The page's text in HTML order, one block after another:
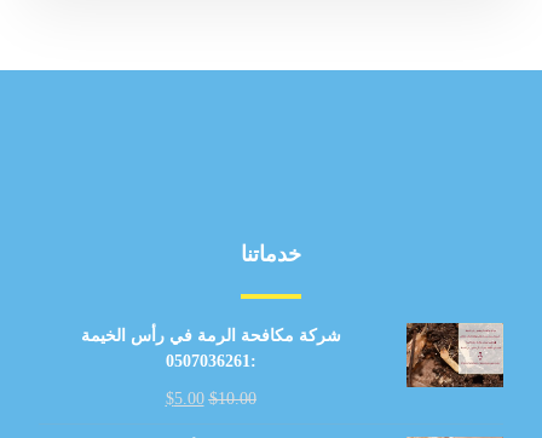
خدماتنا
شركة مكافحة الرمة في رأس الخيمة
:0507036261
$10.00
$5.00